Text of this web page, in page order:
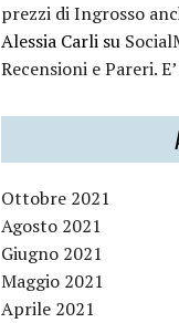
prezzi di Ingrosso
Alessia Carli su
Recensioni e Pareri.
Ottobre 2021
Agosto 2021
Giugno 2021
Maggio 2021
Aprile 2021